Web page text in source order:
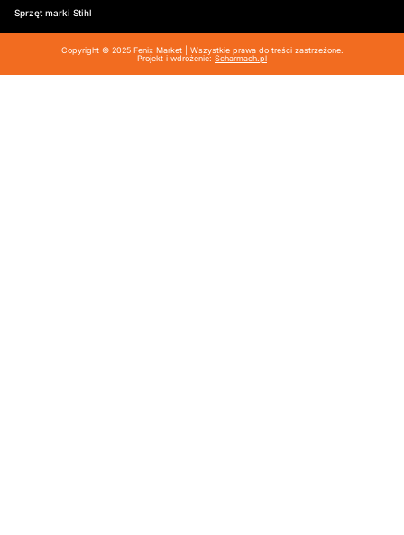
Sprzęt marki Stihl
Copyright © 2025 Fenix Market | Wszystkie prawa do treści zastrzeżone.
Projekt i wdrożenie: Scharmach.pl